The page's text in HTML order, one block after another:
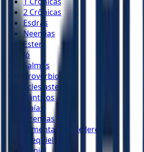
2 Crônicas
Esdras
Neemias
Ester
Jó
Salmos
Provérbios
Eclesiastes
Cânticos
Isaías
Jeremias
Lamentações de Jeremias
Ezequiel